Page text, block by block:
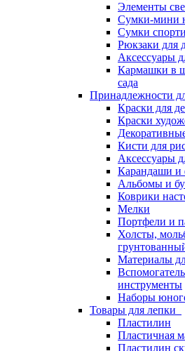
Элементы
Сумки-мини
Сумки
Рюкзаки для
Аксессуары
Кармашки в
сада
Принадлежности
Краски для
Краски
Кисти для
Аксессуары
Карандаши и
Альбомы и
Коврики
Мелки
Портфели и
Холсты,
Материалы
инструменты
Наборы
Товары для лепки
Пластилин
Пластичная
Пластилин